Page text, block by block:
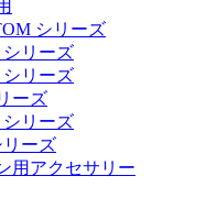
シリーズ
シリーズ
リーズ
ーズ
リーズ
ーズ
用アクセサリー